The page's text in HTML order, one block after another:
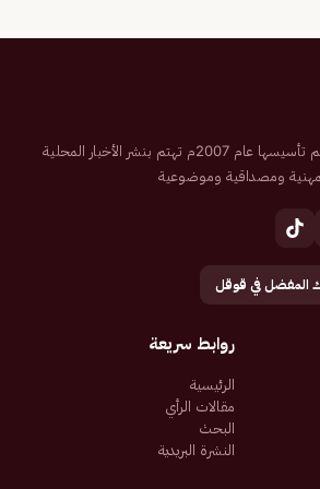
صحيفة إلكترونية سعودية تم تأسيسها عام 2007م تهتم بنشر الأخبار المحلية
ومصداقية وموضوعية
المفضل في قوقل
روابط سريعة
الرئيسية
مقالات الرأي
البحث
النشرة البريدية